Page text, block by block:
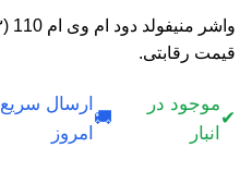
قیمت رقابتی.
✔
موجود در
انبار
🚚
ارسال سریع
امروز